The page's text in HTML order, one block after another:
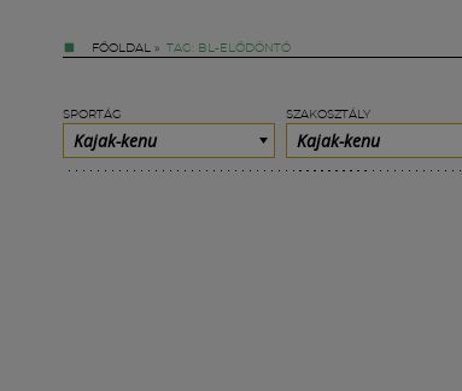
FŐOLDAL » TAG: BL-ELŐDÖNTŐ
SPORTÁG
Kajak-kenu
SZAKOSZTÁLY
Kajak-kenu